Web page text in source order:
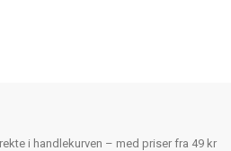
i handlekurven – med priser fra 49 kr